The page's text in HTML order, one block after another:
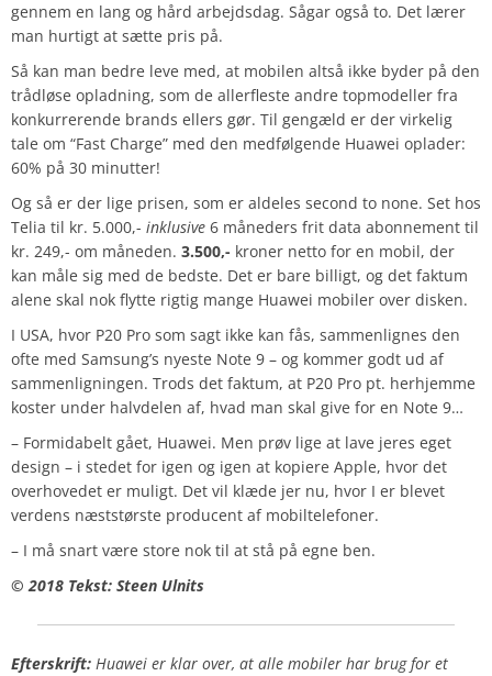
gennem en lang og hård arbejdsdag. Sågar også to. Det lærer
man hurtigt at sætte pris på.
Så kan man bedre leve med, at mobilen altså ikke byder på den
trådløse opladning, som de allerfleste andre topmodeller fra
konkurrerende brands ellers gør. Til gengæld er der virkelig
tale om “Fast Charge” med den medfølgende Huawei oplader:
60% på 30 minutter!
Og så er der lige prisen, som er aldeles second to none. Set hos
Telia til kr. 5.000,- inklusive 6 måneders frit data abonnement til
kr. 249,- om måneden. 3.500,- kroner netto for en mobil, der
kan måle sig med de bedste. Det er bare billigt, og det faktum
alene skal nok flytte rigtig mange Huawei mobiler over disken.
I USA, hvor P20 Pro som sagt ikke kan fås, sammenlignes den
ofte med Samsung’s nyeste Note 9 – og kommer godt ud af
sammenligningen. Trods det faktum, at P20 Pro pt. herhjemme
koster under halvdelen af, hvad man skal give for en Note 9…
– Formidabelt gået, Huawei. Men prøv lige at lave jeres eget
design – i stedet for igen og igen at kopiere Apple, hvor det
overhovedet er muligt. Det vil klæde jer nu, hvor I er blevet
verdens næststørste producent af mobiltelefoner.
– I må snart være store nok til at stå på egne ben.
© 2018 Tekst: Steen Ulnits
Efterskrift: Huawei er klar over, at alle mobiler har brug for et